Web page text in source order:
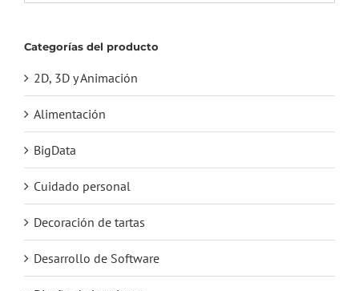
Categorías del producto
2D, 3D y Animación
Alimentación
BigData
Cuidado personal
Decoración de tartas
Desarrollo de Software